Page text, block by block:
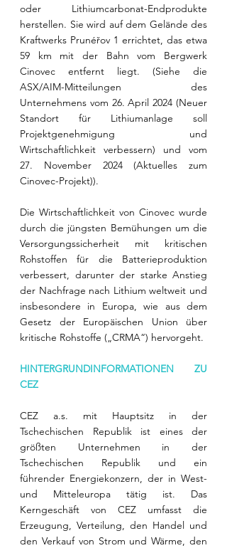
oder Lithiumcarbonat-Endprodukte
herstellen. Sie wird auf dem Gelände des
Kraftwerks Prunéřov 1 errichtet, das etwa
59 km mit der Bahn vom Bergwerk
Cinovec entfernt liegt. (Siehe die
ASX/AIM-Mitteilungen des
Unternehmens vom 26. April 2024 (Neuer
Standort für Lithiumanlage soll
Projektgenehmigung und
Wirtschaftlichkeit verbessern) und vom
27. November 2024 (Aktuelles zum
Cinovec-Projekt)).
Die Wirtschaftlichkeit von Cinovec wurde
durch die jüngsten Bemühungen um die
Versorgungssicherheit mit kritischen
Rohstoffen für die Batterieproduktion
verbessert, darunter der starke Anstieg
der Nachfrage nach Lithium weltweit und
insbesondere in Europa, wie aus dem
Gesetz der Europäischen Union über
kritische Rohstoffe („CRMA“) hervorgeht.
HINTERGRUNDINFORMATIONEN ZU
CEZ
CEZ a.s. mit Hauptsitz in der
Tschechischen Republik ist eines der
größten Unternehmen in der
Tschechischen Republik und ein
führender Energiekonzern, der in West-
und Mitteleuropa tätig ist. Das
Kerngeschäft von CEZ umfasst die
Erzeugung, Verteilung, den Handel und
den Verkauf von Strom und Wärme, den